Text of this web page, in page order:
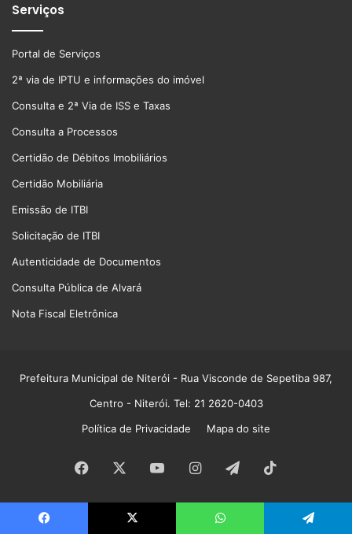
Serviços
Portal de Serviços
2ª via de IPTU e informações do imóvel
Consulta e 2ª Via de ISS e Taxas
Consulta a Processos
Certidão de Débitos Imobiliários
Certidão Mobiliária
Emissão de ITBI
Solicitação de ITBI
Autenticidade de Documentos
Consulta Pública de Alvará
Nota Fiscal Eletrônica
Prefeitura Municipal de Niterói - Rua Visconde de Sepetiba 987,
Centro - Niterói. Tel: 21 2620-0403
Política de Privacidade
Mapa do site
Facebook YouTubeInstagram
Telegram